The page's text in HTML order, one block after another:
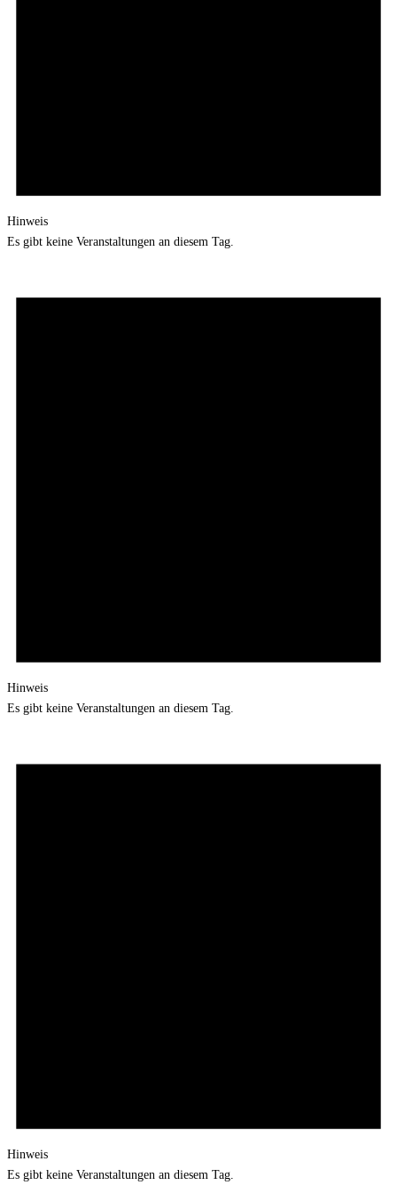
Hinweis
Es gibt keine Veranstaltungen an diesem Tag.
Hinweis
Es gibt keine Veranstaltungen an diesem Tag.
Hinweis
Es gibt keine Veranstaltungen an diesem Tag.